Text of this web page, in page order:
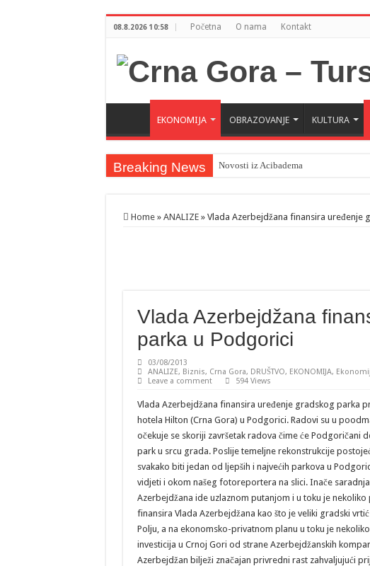
08.8.2026 10:58 Početna O nama Kontakt
EKONOMIJA OBRAZOVANJE KULTURA
Breaking News Novosti iz Acibadema
Milatović pozvao Erdogana da posjeti
Home » ANALIZE » Vlada Azerbejdžana finansira uređenje
Vlada Azerbejdžana
parka u Podgorici
03/08/2013
ANALIZE, Biznis, Crna Gora, DRUŠTVO, EKONOMIJA,
Leave a comment
594 Views
Vlada Azerbejdžana finansira uređenje gradskog parka
hotela Hilton (Crna Gora) u Podgorici. Radovi su u
očekuje se skoriji završetak radova čime će Podgoričani
park u srcu grada. Poslije temeljne rekonstrukcije
svakako biti jedan od ljepših i najvećih parkova u
vidjeti i okom našeg fotoreportera na slici. Inače
Azerbejdžana ide uzlaznom putanjom i u toku je nekoliko
finansira Vlada Azerbejdžana kao što je veliki gradski
Polju, a na ekonomsko-privatnom planu u toku je
investicija u Crnoj Gori od strane Azerbejdžanskih
Azerbejdžan bilježi značajan privredni rast zahvaljujući